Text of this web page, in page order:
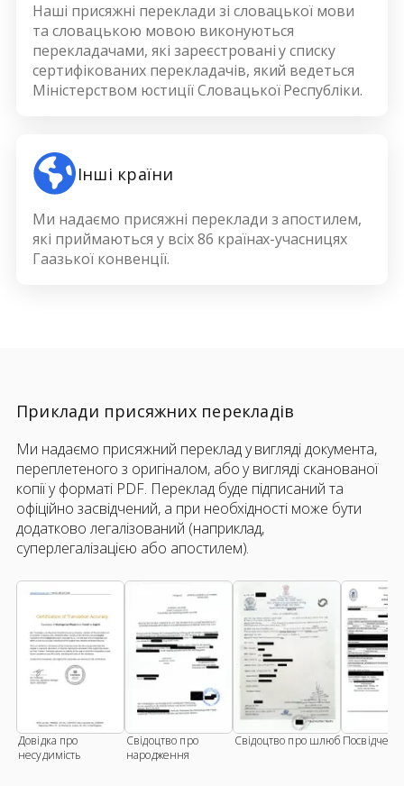
Наші присяжні переклади зі словацької мови
та словацькою мовою виконуються
перекладачами, які зареєстровані у списку
сертифікованих перекладачів, який ведеться
Міністерством юстиції Словацької Республіки.
Інші країни
Ми надаємо присяжні переклади з апостилем,
які приймаються у всіх 86 країнах-учасницях
Гаазької конвенції.
Приклади присяжних перекладів
Ми надаємо присяжний переклад у вигляді документа,
переплетеного з оригіналом, або у вигляді сканованої
копії у форматі PDF. Переклад буде підписаний та
офіційно засвідчений, а при необхідності може бути
додатково легалізований (наприклад,
суперлегалізацією або апостилем).
Довідка про
несудимість
Свідоцтво про
народження
Свідоцтво про шлюб